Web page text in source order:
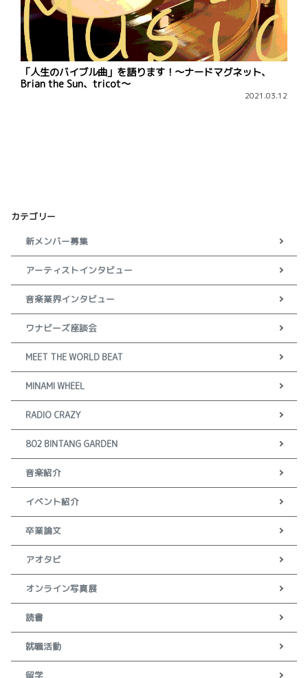
「人生のバイブル曲」を語ります！〜ナードマグネット、
Brian the Sun、tricot〜
2021.03.12
カテゴリー
新メンバー募集
アーティストインタビュー
音楽業界インタビュー
ワナビーズ座談会
MEET THE WORLD BEAT
MINAMI WHEEL
RADIO CRAZY
802 BINTANG GARDEN
音楽紹介
イベント紹介
卒業論文
アオタビ
オンライン写真展
読書
就職活動